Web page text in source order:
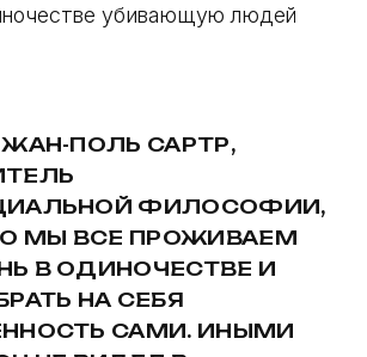
убивающую людей
ПОЛЬ САРТР,
ФИЛОСОФИИ,
МЫ ВСЕ ПРОЖИВАЕМ
В ОДИНОЧЕСТВЕ И
НА СЕБЯ
САМИ. ИНЫМИ